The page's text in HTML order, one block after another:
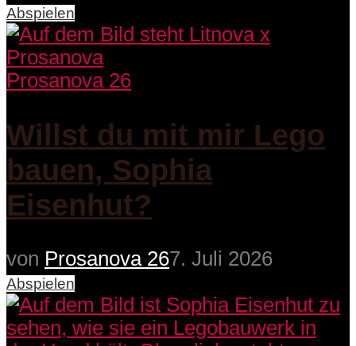
Abspielen
Prosanova 26
Willst du mit mir Lego
bauen, Sophia
Eisenhut?
von Prosanova 267. Juli 2026
Abspielen